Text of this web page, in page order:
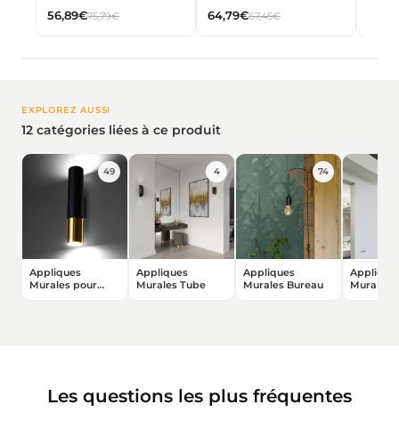
200lm/W
56,89€75,79€ 64,79€67,45€
EXPLOREZ AUSSI
12 catégories liées à ce produit
49
Appliques
Murales pour
4
Appliques
Murales Tube
74
Appliques
Murales Bureau
Murales
Les questions les plus fréquentes